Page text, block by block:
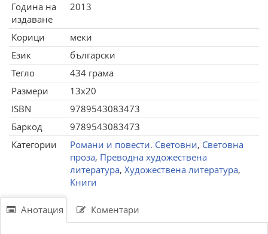
Година на
издаване
2013
Корици
меки
Език
български
Тегло
434 грама
Размери
13x20
ISBN
9789543083473
Баркод
9789543083473
Категории
Романи и повести. Световни, Световна
проза, Преводна художествена
литература, Художествена литература,
Книги
Анотация Коментари